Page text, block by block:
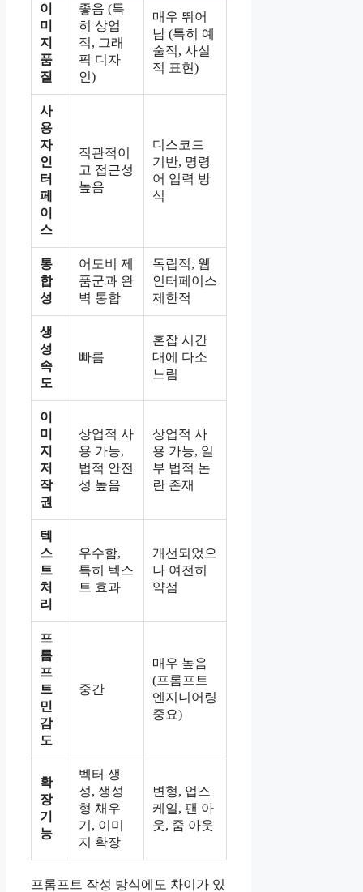
이
미
지
품
질
좋음 (특
히 상업
적, 그래
픽 디자
인)
매우 뛰어
남 (특히 예
술적, 사실
적 표현)
사
용
자
인
터
페
이
스
직관적이
고 접근성
높음
디스코드
기반, 명령
어 입력 방
식
통
합
성
어도비 제
품군과 완
벽 통합
독립적, 웹
인터페이스
제한적
생
성
속
도
빠름
혼잡 시간
대에 다소
느림
이
미
지
저
작
권
상업적 사
용 가능,
법적 안전
성 높음
상업적 사
용 가능, 일
부 법적 논
란 존재
텍
스
트
처
리
우수함,
특히 텍스
트 효과
개선되었으
나 여전히
약점
프
롬
프
트
민
감
도
중간
매우 높음
(프롬프트
엔지니어링
중요)
확
장
기
능
벡터 생
성, 생성
형 채우
기, 이미
지 확장
변형, 업스
케일, 팬 아
웃, 줌 아웃
프롬프트 작성 방식에도 차이가 있